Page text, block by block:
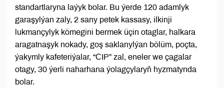
standartlaryna laýyk bolar. Bu ýerde 120 adamlyk
garaşylýan zaly, 2 sany petek kassasy, ilkinji
lukmançylyk kömegini bermek üçin otaglar, halkara
aragatnaşyk nokady, goş saklanylýan bölüm, poçta,
ýakymly kafeteriýalar, “СIP” zal, eneler we çagalar
otagy, 30 ýerli naharhana ýolagçylaryň hyzmatynda
bolar.